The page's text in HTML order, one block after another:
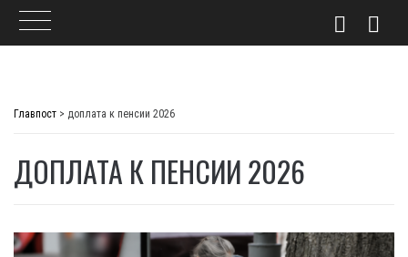
Главпост > доплата к пенсии 2026
ДОПЛАТА К ПЕНСИИ 2026